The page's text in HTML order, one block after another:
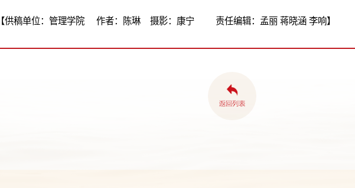
【供稿单位：管理学院 作者：陈琳 摄影：康宁 责任编辑：孟丽 蒋晓涵 李响】